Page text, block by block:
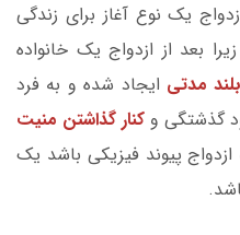
یک نوع آغاز برای زندگی
بعد از ازدواج یک خانواده
مدتی ایجاد شده و به فرد
گذشتگی و کنار گذاشتن منیت
پیوند فیزیکی باشد یک